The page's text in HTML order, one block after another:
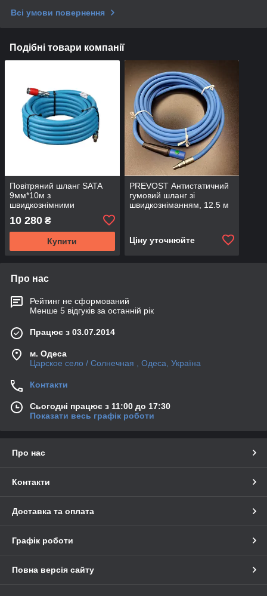
Всі умови повернення
Подібні товари компанії
Повітряний шланг SATA
9мм*10м з
швидкознімними
10 280 ₴
Купити
PREVOST Антистатичний
гумовий шланг зі
швидкозніманням, 12.5 м
Ціну уточнюйте
Про нас
Рейтинг не сформований
Менше 5 відгуків за останній рік
Працює з 03.07.2014
м. Одеса
Царское село / Солнечная , Одеса, Україна
Контакти
Сьогодні працює з 11:00 до 17:30
Показати весь графік роботи
Про нас
Контакти
Доставка та оплата
Графік роботи
Повна версія сайту